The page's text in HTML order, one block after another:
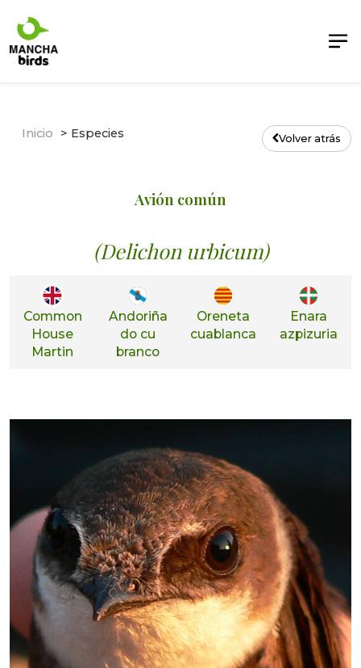
Inicio Especies Volver atrás
Avión común
(Delichon urbicum)
Common
House
Martin
Andoriña
do cu
branco
Oreneta
cuablanca
Enara
azpizuria